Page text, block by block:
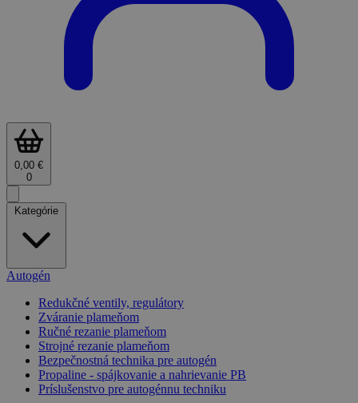
0,00 €
0
Kategórie
Autogén
Redukčné ventily, regulátory
Zváranie plameňom
Ručné rezanie plameňom
Strojné rezanie plameňom
Bezpečnostná technika pre autogén
Propaline - spájkovanie a nahrievanie PB
Príslušenstvo pre autogénnu techniku